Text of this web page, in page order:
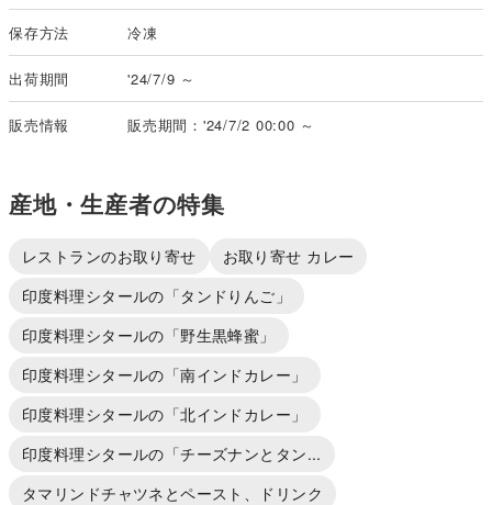
保存方法 冷凍
出荷期間 '24/7/9 ～
販売情報 販売期間：'24/7/2 00:00 ～
産地・生産者の特集
レストランのお取り寄せ
お取り寄せ カレー
印度料理シタールの「タンドりんご」
印度料理シタールの「野生黒蜂蜜」
印度料理シタールの「南インドカレー」
印度料理シタールの「北インドカレー」
印度料理シタールの「チーズナンとタン...
タマリンドチャツネとペースト、ドリンク